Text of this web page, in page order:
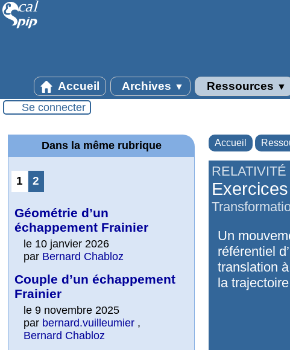
Accueil Archives ▼ Ressources ▼
Se connecter
Accueil
RELATIVITÉ
Un
référentiel
translation
la
Dans la même rubrique
1 2
Géométrie d’un
échappement Frainier
le 10 janvier 2026
par Bernard Chabloz
Couple d’un échappement
Frainier
le 9 novembre 2025
par bernard.vuilleumier ,
Bernard Chabloz